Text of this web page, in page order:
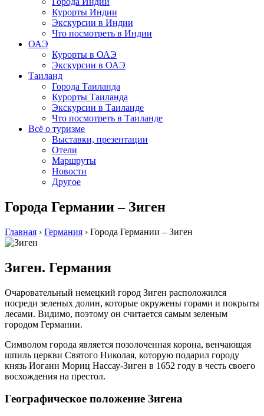
Курорты Индии
Экскурсии в Индии
Что посмотреть в Индии
ОАЭ
Курорты в ОАЭ
Экскурсии в ОАЭ
Таиланд
Города Таиланда
Курорты Таиланда
Экскурсии в Таиланде
Что посмотреть в Таиланде
Всё о туризме
Выставки, презентации
Отели
Маршруты
Новости
Другое
Города Германии – Зиген
Главная › Германия › Города Германии – Зиген
Зиген. Германия
Очаровательный немецкий город Зиген расположился
посреди зеленых долин, которые окружены горами и покрыты
лесами. Видимо, поэтому он считается самым зеленым
городом Германии.
Символом города является позолоченная корона, венчающая
шпиль церкви Святого Николая, которую подарил городу
князь Иоганн Мориц Нассау-Зиген в 1652 году в честь своего
восхождения на престол.
Географическое положение Зигена